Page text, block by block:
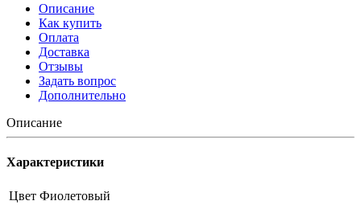
Описание
Как купить
Оплата
Доставка
Отзывы
Задать вопрос
Дополнительно
Описание
Характеристики
Цвет Фиолетовый